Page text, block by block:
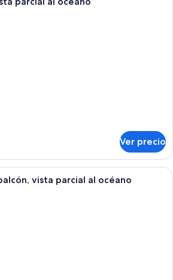
Ver precio
Una habitación de hotel con cama,
vista parcial al océano